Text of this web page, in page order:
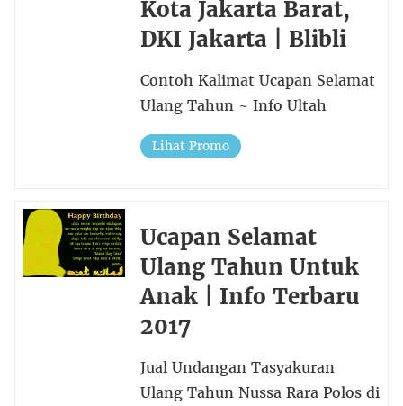
Kota Jakarta Barat,
DKI Jakarta | Blibli
Contoh Kalimat Ucapan Selamat
Ulang Tahun ~ Info Ultah
Lihat Promo
Ucapan Selamat
Ulang Tahun Untuk
Anak | Info Terbaru
2017
Jual Undangan Tasyakuran
Ulang Tahun Nussa Rara Polos di